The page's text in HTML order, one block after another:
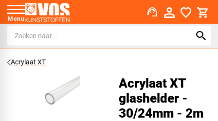
Menu support_agent
Acrylaat XT
Acrylaat XT
glashelder -
30/24mm - 2m